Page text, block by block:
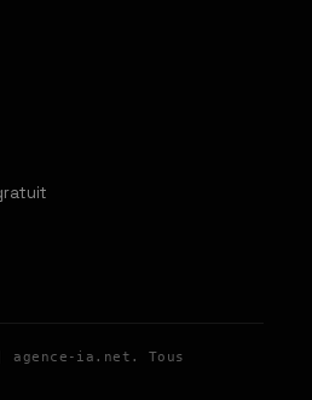
agence-ia.net. Tous